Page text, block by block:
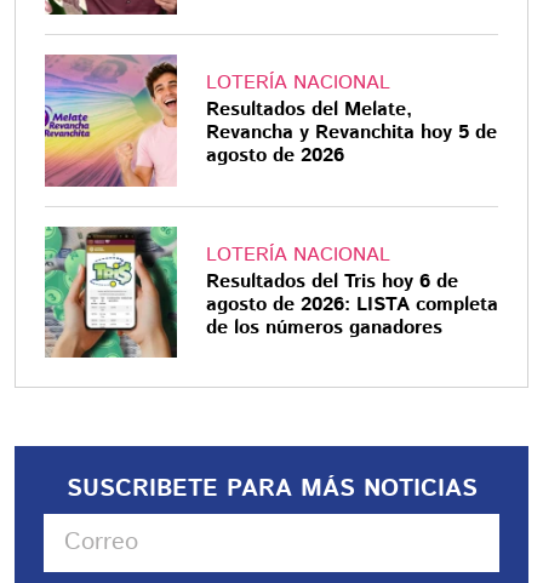
LOTERÍA NACIONAL
Resultados del Melate,
Revancha y Revanchita hoy 5 de
agosto de 2026
LOTERÍA NACIONAL
Resultados del Tris hoy 6 de
agosto de 2026: LISTA completa
de los números ganadores
SUSCRIBETE PARA MÁS NOTICIAS